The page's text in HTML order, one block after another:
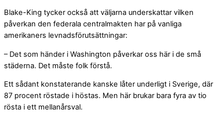
Blake-King tycker också att väljarna underskattar vilken
påverkan den federala centralmakten har på vanliga
amerikaners levnadsförutsättningar:
– Det som händer i Washington påverkar oss här i de små
städerna. Det måste folk förstå.
Ett sådant konstaterande kanske låter underligt i Sverige, där
87 procent röstade i höstas. Men här brukar bara fyra av tio
rösta i ett mellanårsval.